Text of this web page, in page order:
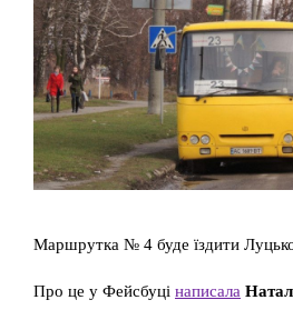
Маршрутка № 4 буде їздити
Про це у Фейсбуці написала